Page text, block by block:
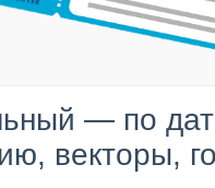
— по
векторы,